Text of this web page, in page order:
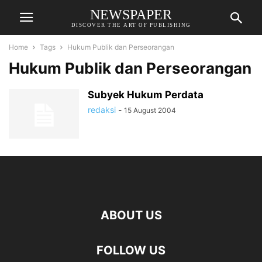
NEWSPAPER
DISCOVER THE ART OF PUBLISHING
Home Tags Hukum Publik dan Perseorangan
Hukum Publik dan Perseorangan
Subyek Hukum Perdata
redaksi - 15 August 2004
ABOUT US
FOLLOW US